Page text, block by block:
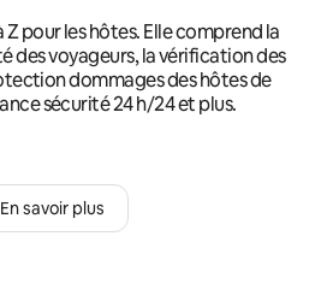
pour les hôtes. Elle comprend la
des voyageurs, la vérification des
dommages des hôtes de
sécurité 24 h/24 et plus.
En savoir plus